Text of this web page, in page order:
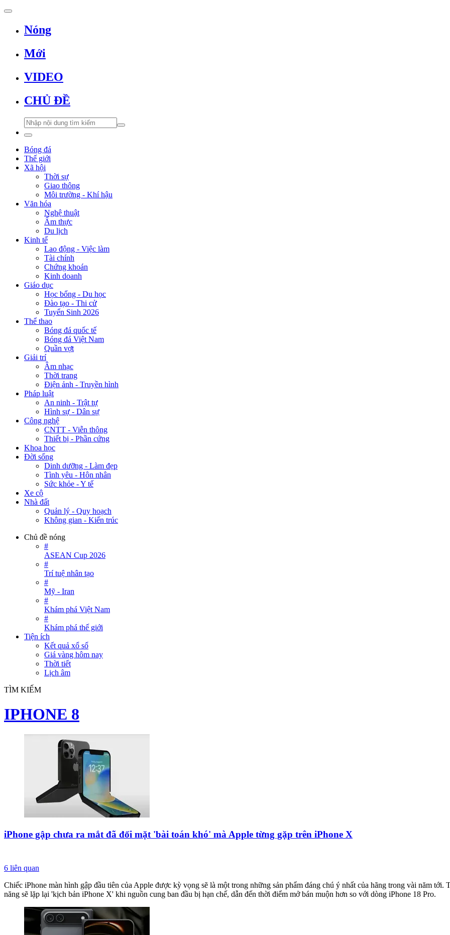
Nóng
Mới
VIDEO
CHỦ ĐỀ
Bóng đá
Thế giới
Xã hội
Thời sự
Giao thông
Môi trường - Khí hậu
Văn hóa
Nghệ thuật
Ẩm thực
Du lịch
Kinh tế
Lao động - Việc làm
Tài chính
Chứng khoán
Kinh doanh
Giáo dục
Học bổng - Du học
Đào tạo - Thi cử
Tuyển Sinh 2026
Thể thao
Bóng đá quốc tế
Bóng đá Việt Nam
Quần vợt
Giải trí
Âm nhạc
Thời trang
Điện ảnh - Truyền hình
Pháp luật
An ninh - Trật tự
Hình sự - Dân sự
Công nghệ
CNTT - Viễn thông
Thiết bị - Phần cứng
Khoa học
Đời sống
Dinh dưỡng - Làm đẹp
Tình yêu - Hôn nhân
Sức khỏe - Y tế
Xe cộ
Nhà đất
Quản lý - Quy hoạch
Không gian - Kiến trúc
Chủ đề nóng
#
ASEAN Cup 2026
#
Trí tuệ nhân tạo
#
Mỹ - Iran
#
Khám phá Việt Nam
#
Khám phá thế giới
Tiện ích
Kết quả xổ số
Giá vàng hôm nay
Thời tiết
Lịch âm
TÌM KIẾM
IPHONE 8
iPhone gập chưa ra mắt đã đối mặt 'bài toán khó' mà Apple từng gặp trên iPhone X
6 liên quan
Chiếc iPhone màn hình gập đầu tiên của Apple được kỳ vọng sẽ là một trong những sản phẩm đáng chú ý nhất của hãng trong vài năm
năng sẽ lặp lại 'kịch bản iPhone X' khi nguồn cung ban đầu bị hạn chế, dẫn đến thời điểm mở bán muộn hơn so với dòng iPhone 18 Pro.